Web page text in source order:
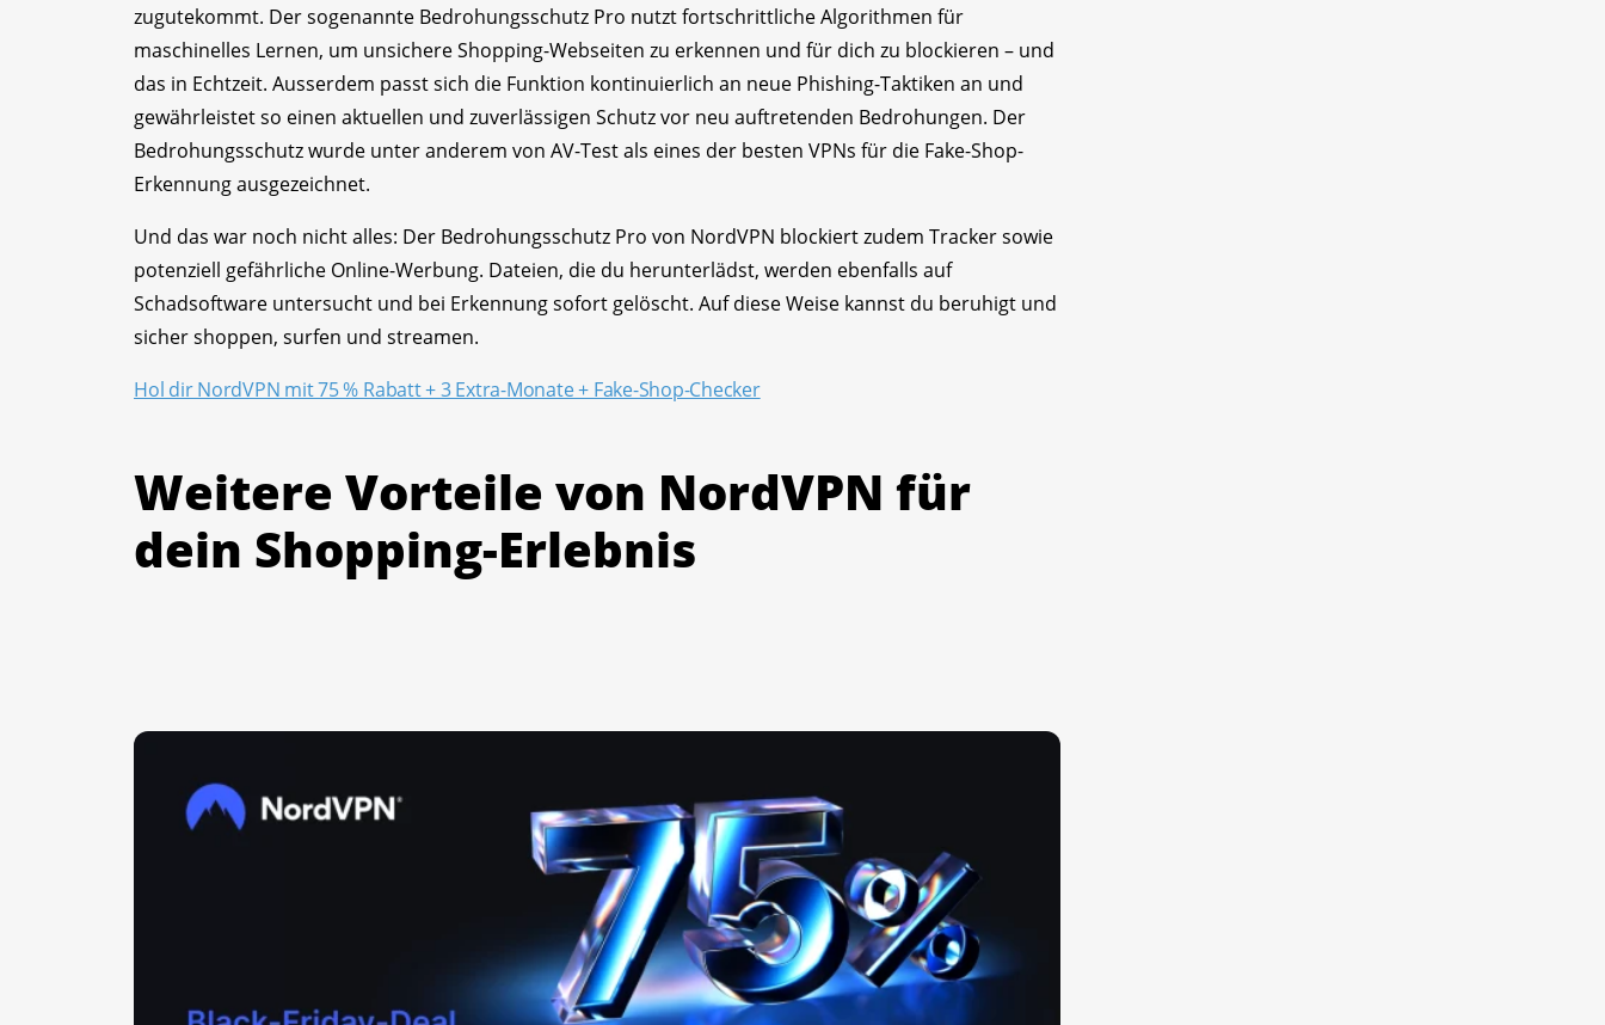
zugutekommt. Der sogenannte Bedrohungsschutz Pro nutzt fortschrittliche Algorithmen für
maschinelles Lernen, um unsichere Shopping-Webseiten zu erkennen und für dich zu blockieren – und
das in Echtzeit. Ausserdem passt sich die Funktion kontinuierlich an neue Phishing-Taktiken an und
gewährleistet so einen aktuellen und zuverlässigen Schutz vor neu auftretenden Bedrohungen. Der
Bedrohungsschutz wurde unter anderem von AV-Test als eines der besten VPNs für die Fake-Shop-
Erkennung ausgezeichnet.
Und das war noch nicht alles: Der Bedrohungsschutz Pro von NordVPN blockiert zudem Tracker sowie
potenziell gefährliche Online-Werbung. Dateien, die du herunterlädst, werden ebenfalls auf
Schadsoftware untersucht und bei Erkennung sofort gelöscht. Auf diese Weise kannst du beruhigt und
sicher shoppen, surfen und streamen.
Hol dir NordVPN mit 75 % Rabatt + 3 Extra-Monate + Fake-Shop-Checker
Weitere Vorteile von NordVPN für
dein Shopping-Erlebnis